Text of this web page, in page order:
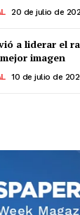
20 de julio de
a liderar el
imagen
10 de julio de